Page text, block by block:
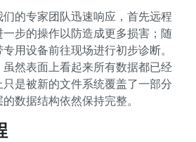
的专家团队迅速响应，首先远程
步的操作以防造成更多损害；随
用设备前往现场进行初步诊断。
然表面上看起来所有数据都已经
是被新的文件系统覆盖了一部分
数据结构依然保持完整。